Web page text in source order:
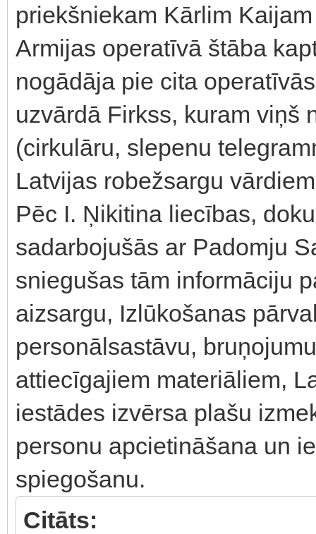
priekšniekam Kārlim
Armijas operatīvā štāba
nogādāja pie cita
uzvārdā Firkss, kuram viņš
(cirkulāru, slepenu
Latvijas robežsargu
Pēc I. Ņikitina liecības,
sadarbojušās ar Padomju
sniegušas tām informāciju
aizsargu, Izlūkošanas
personālsastāvu,
attiecīgajiem materiāliem,
iestādes izvērsa plašu
personu apcietināšana un
spiegošanu.
Citāts: